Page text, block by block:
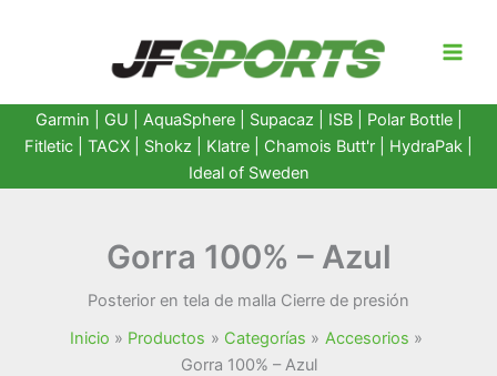
Garmin GU AquaSphere| Supacaz | ISB | Polar Bottle|
Fitletic
TACX Shokz Klatre Chamois Butt'r HydraPak
Ideal of Sweden
Gorra 100% – Azul
Posterior en tela de malla Cierre de presión
Inicio
Productos Categorías
Accesorios
Gorra 100% – Azul